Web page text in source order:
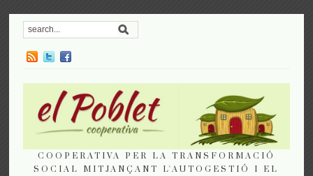
COOPERATIVA PER LA TRANSFORMACIÓ
SOCIAL MITJANÇANT L'AUTOGESTIÓ I EL